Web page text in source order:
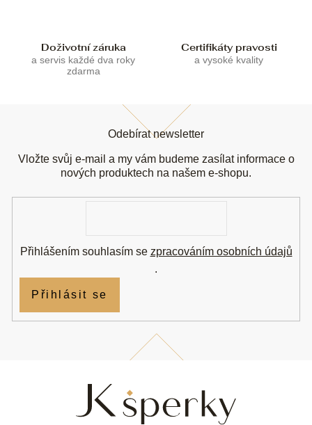
Doživotní záruka
a servis každé dva roky
zdarma
Certifikáty pravosti
a vysoké kvality
Odebírat newsletter
Vložte svůj e-mail a my vám budeme zasílat informace o
nových produktech na našem e-shopu.
Přihlášením souhlasím se zpracováním osobních údajů
.
Přihlásit se